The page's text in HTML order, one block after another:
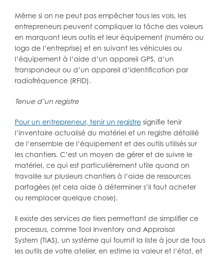
Même si on ne peut pas empêcher tous les vols, les
entrepreneurs peuvent compliquer la tâche des voleurs
en marquant leurs outils et leur équipement (numéro ou
logo de l’entreprise) et en suivant les véhicules ou
l’équipement à l’aide d’un appareil GPS, d’un
transpondeur ou d’un appareil d’identification par
radiofréquence (RFID).
Tenue d’un registre
Pour un entrepreneur, tenir un registre signifie tenir
l’inventaire actualisé du matériel et un registre détaillé
de l’ensemble de l’équipement et des outils utilisés sur
les chantiers. C’est un moyen de gérer et de suivre le
matériel, ce qui est particulièrement utile quand on
travaille sur plusieurs chantiers à l’aide de ressources
partagées (et cela aide à déterminer s’il faut acheter
ou remplacer quelque chose).
Il existe des services de tiers permettant de simplifier ce
processus, comme Tool Inventory and Appraisal
System (TIAS), un système qui fournit la liste à jour de tous
les outils de votre atelier, en estime la valeur et l’état, et